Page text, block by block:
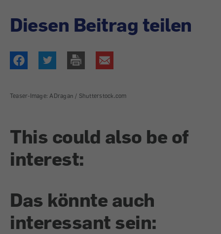
Diesen Beitrag teilen
Teaser-Image: ADragan / Shutterstock.com
This could also be of
interest:
Das könnte auch
interessant sein: